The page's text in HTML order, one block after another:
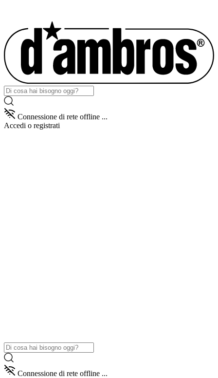
Connessione di rete offline ...
Accedi o registrati
Connessione di rete offline ...